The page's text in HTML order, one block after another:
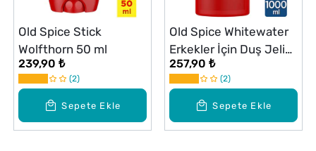
Sepete Ekle
Old Spice Stick
Wolfthorn 50 ml
239,90 ₺
2
Sepete Ekle
Old Spice Whitewater
Erkekler İçin Duş Jeli
ve Şampuan 1000 ml
Ekstra-XL
257,90 ₺
2